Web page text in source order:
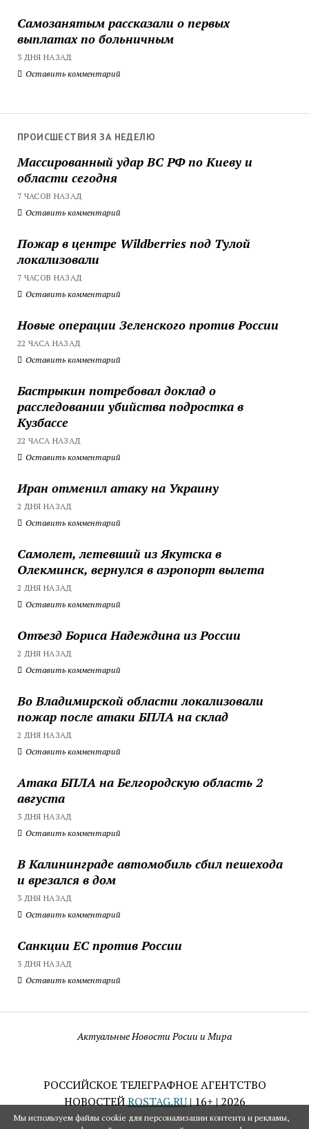
Самозанятым рассказали о первых
выплатах по больничным
3 ДНЯ НАЗАД
Оставить комментарий
ПРОИСШЕСТВИЯ ЗА НЕДЕЛЮ
Массированный удар ВС РФ по Киеву и
области сегодня
7 ЧАСОВ НАЗАД
Оставить комментарий
Пожар в центре Wildberries под Тулой
локализовали
7 ЧАСОВ НАЗАД
Оставить комментарий
Новые операции Зеленского против России
22 ЧАСА НАЗАД
Оставить комментарий
Бастрыкин потребовал доклад о
расследовании убийства подростка в
Кузбассе
22 ЧАСА НАЗАД
Оставить комментарий
Иран отменил атаку на Украину
2 ДНЯ НАЗАД
Оставить комментарий
Самолет, летевший из Якутска в
Олекминск, вернулся в аэропорт вылета
2 ДНЯ НАЗАД
Оставить комментарий
Отъезд Бориса Надеждина из России
2 ДНЯ НАЗАД
Оставить комментарий
Во Владимирской области локализовали
пожар после атаки БПЛА на склад
2 ДНЯ НАЗАД
Оставить комментарий
Атака БПЛА на Белгородскую область 2
августа
3 ДНЯ НАЗАД
Оставить комментарий
В Калининграде автомобиль сбил пешехода
и врезался в дом
3 ДНЯ НАЗАД
Оставить комментарий
Санкции ЕС против России
3 ДНЯ НАЗАД
Оставить комментарий
Актуальные Новости Росии и Мира
РОССИЙСКОЕ ТЕЛЕГРАФНОЕ АГЕНТСТВО
НОВОСТЕЙROSTAG.RU| 16+ | 2026
Мы используем файлы cookie для персонализации контента и рекламы,